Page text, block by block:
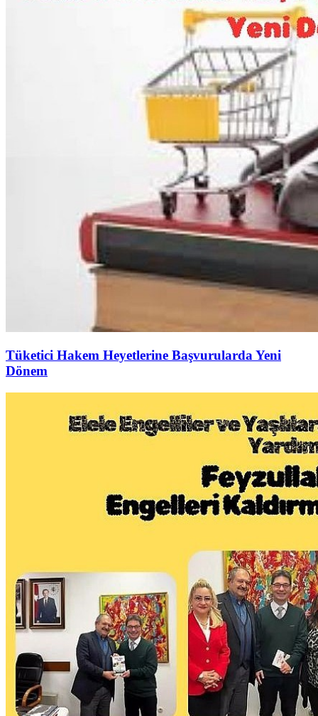
Tüketici Hakem Heyetlerine Başvurularda Yeni
Dönem